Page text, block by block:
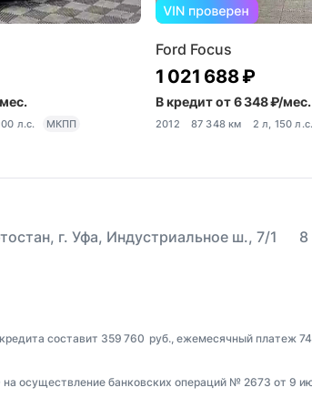
л.с. МКПП
Ford Focus
1 021 688 ₽
В кредит от 6 348 ₽/мес.
2012 87 348 км 2 л, 150 л.с.
г. Уфа, Индустриальное ш., 7/1 8
составит 359 760 руб., ежемесячный платеж
на осуществление банковских операций № 2673 от 9